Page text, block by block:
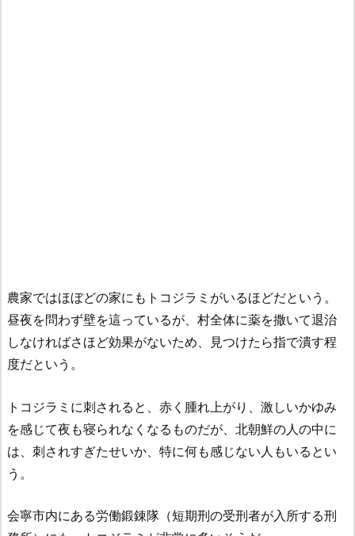
農家ではほぼどの家にもトコジラミがいるほどだという。
昼夜を問わず壁を這っているが、村全体に薬を撒いて退治
しなければさほど効果がないため、見つけたら指で潰す程
度だという。
トコジラミに刺されると、赤く腫れ上がり、激しいかゆみ
を感じて夜も寝られなくなるものだが、北朝鮮の人の中に
は、刺されすぎたせいか、特に何も感じない人もいるとい
う。
会寧市内にある労働鍛錬隊（短期刑の受刑者が入所する刑